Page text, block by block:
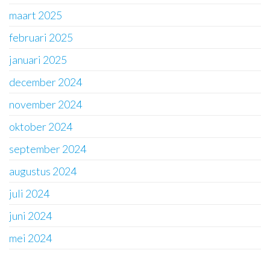
maart 2025
februari 2025
januari 2025
december 2024
november 2024
oktober 2024
september 2024
augustus 2024
juli 2024
juni 2024
mei 2024